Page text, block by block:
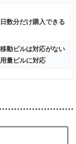
数分だけ購入できる
動ピルは対応がない
量ピルに対応
能 、もちろん医師が診
応可能